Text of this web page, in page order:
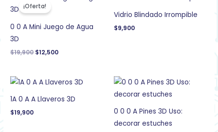
¡Oferta!
0 0 A Mini Juego de Agua
3D
$19,900
precio
original
$19,900.
$12,500
precio
$12,500.
Vidrio Blindado Irrompible
$9,900
1A 0 A A Llaveros 3D
$19,900
0 0 0 A Pines 3D Uso:
decorar estuches